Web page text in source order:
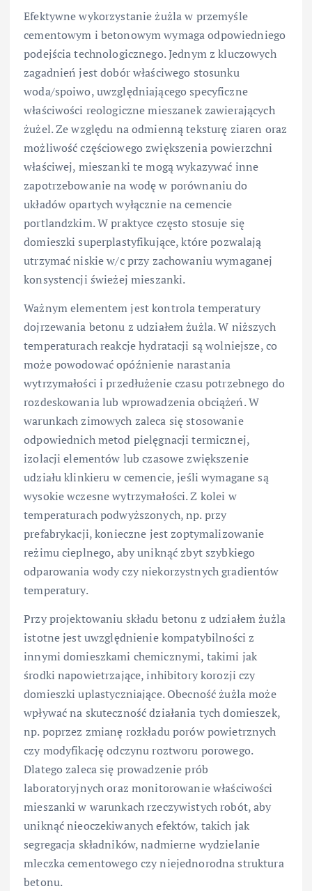
Efektywne wykorzystanie żużla w przemyśle
cementowym i betonowym wymaga odpowiedniego
podejścia technologicznego. Jednym z kluczowych
zagadnień jest dobór właściwego stosunku
woda/spoiwo, uwzględniającego specyficzne
właściwości reologiczne mieszanek zawierających
żużel. Ze względu na odmienną teksturę ziaren oraz
możliwość częściowego zwiększenia powierzchni
właściwej, mieszanki te mogą wykazywać inne
zapotrzebowanie na wodę w porównaniu do
układów opartych wyłącznie na cemencie
portlandzkim. W praktyce często stosuje się
domieszki superplastyfikujące, które pozwalają
utrzymać niskie w/c przy zachowaniu wymaganej
konsystencji świeżej mieszanki.
Ważnym elementem jest kontrola temperatury
dojrzewania betonu z udziałem żużla. W niższych
temperaturach reakcje hydratacji są wolniejsze, co
może powodować opóźnienie narastania
wytrzymałości i przedłużenie czasu potrzebnego do
rozdeskowania lub wprowadzenia obciążeń. W
warunkach zimowych zaleca się stosowanie
odpowiednich metod pielęgnacji termicznej,
izolacji elementów lub czasowe zwiększenie
udziału klinkieru w cemencie, jeśli wymagane są
wysokie wczesne wytrzymałości. Z kolei w
temperaturach podwyższonych, np. przy
prefabrykacji, konieczne jest zoptymalizowanie
reżimu cieplnego, aby uniknąć zbyt szybkiego
odparowania wody czy niekorzystnych gradientów
temperatury.
Przy projektowaniu składu betonu z udziałem żużla
istotne jest uwzględnienie kompatybilności z
innymi domieszkami chemicznymi, takimi jak
środki napowietrzające, inhibitory korozji czy
domieszki uplastyczniające. Obecność żużla może
wpływać na skuteczność działania tych domieszek,
np. poprzez zmianę rozkładu porów powietrznych
czy modyfikację odczynu roztworu porowego.
Dlatego zaleca się prowadzenie prób
laboratoryjnych oraz monitorowanie właściwości
mieszanki w warunkach rzeczywistych robót, aby
uniknąć nieoczekiwanych efektów, takich jak
segregacja składników, nadmierne wydzielanie
mleczka cementowego czy niejednorodna struktura
betonu.